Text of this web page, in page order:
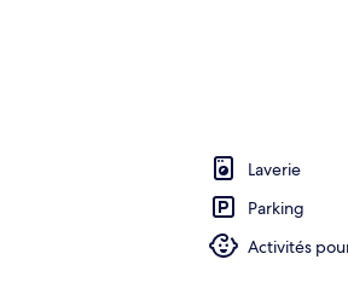
Laverie
Parking
Activités